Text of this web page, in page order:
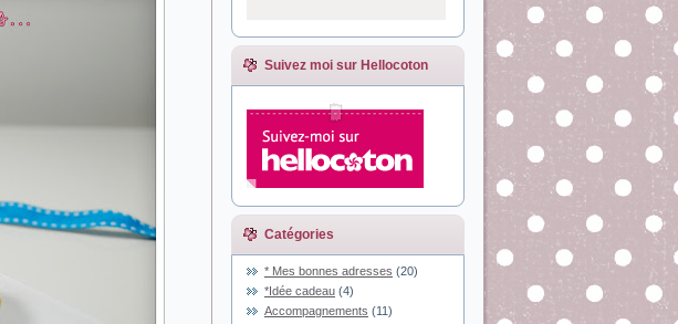
Suivez moi sur Hellocoton
Catégories
* Mes bonnes adresses (20)
*Idée cadeau (4)
Accompagnements (11)